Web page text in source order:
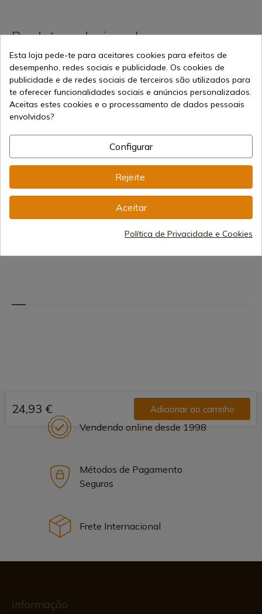
Produtos relacionados
Ver produto Ver produto
REF: 17287
faca de cozinha Top
Cutlery. Manguito de
Envio de 7-15 dias
Faca de
9,03 €
24,93 € Adicionar ao carrinho
Vendendo online desde 1998
Métodos de Pagamento
Seguros
Frete Internacional
Informação
Esta loja pede-te para aceitares cookies para efeitos de
desempenho, redes sociais e publicidade. Os cookies de
publicidade e de redes sociais de terceiros são utilizados para
te oferecer funcionalidades sociais e anúncios personalizados.
Aceitas estes cookies e o processamento de dados pessoais
envolvidos?
Configurar
Rejeite.
Aceitar
Política de Privacidade e Cookies